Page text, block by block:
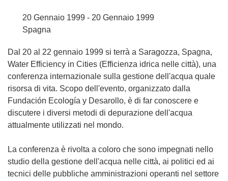
20 Gennaio 1999 - 20 Gennaio 1999
Spagna
Dal 20 al 22 gennaio 1999 si terrà a Saragozza, Spagna,
Water Efficiency in Cities (Efficienza idrica nelle città), una
conferenza internazionale sulla gestione dell'acqua quale
risorsa di vita. Scopo dell'evento, organizzato dalla
Fundación Ecología y Desarollo, è di far conoscere e
discutere i diversi metodi di depurazione dell'acqua
attualmente utilizzati nel mondo.
La conferenza è rivolta a coloro che sono impegnati nello
studio della gestione dell'acqua nelle città, ai politici ed ai
tecnici delle pubbliche amministrazioni operanti nel settore